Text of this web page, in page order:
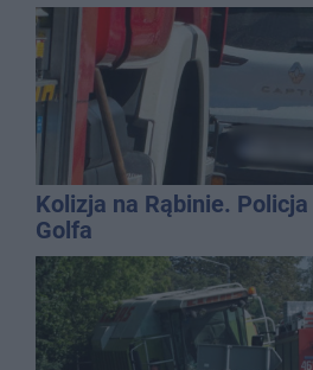
Kolizja na Rąbinie.
Golfa